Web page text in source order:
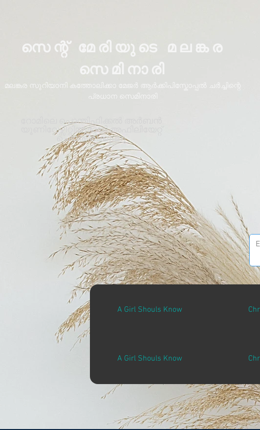
സെന്റ് മേരിയുടെ മലങ്കര
സെമിനാരി
മലങ്കര സുറിയാനി കത്തോലിക്കാ മേജർ ആർക്കിപിസ്കോപ്പൽ ചർച്ചിന്റെ
പ്രധാന സെമിനാരി
റോമിലെ പൊന്തിഫിക്കൽ അർബൻ
യൂണിവേഴ്സിറ്റിയുമായി അഫിലിയേറ്റ്
ചെയ്തിരിക്കുന്നു
A Girl Shouls Know
A Girl Shouls Know